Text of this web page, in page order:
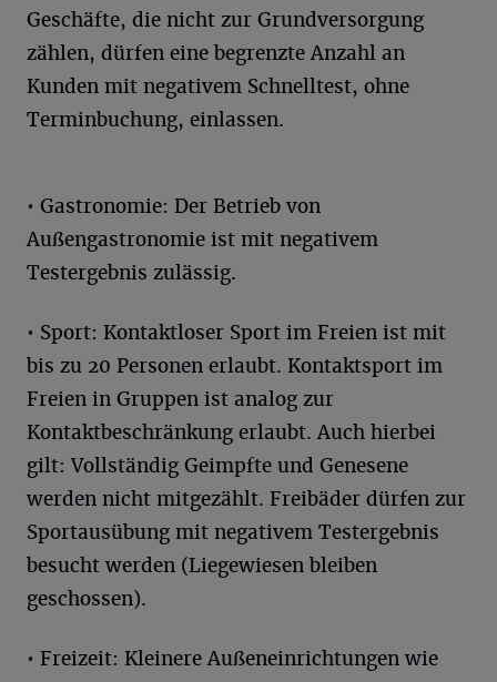
Geschäfte, die nicht zur Grundversorgung
zählen, dürfen eine begrenzte Anzahl an
Kunden mit negativem Schnelltest, ohne
Terminbuchung, einlassen.
• Gastronomie: Der Betrieb von
Außengastronomie ist mit negativem
Testergebnis zulässig.
• Sport: Kontaktloser Sport im Freien ist mit
bis zu 20 Personen erlaubt. Kontaktsport im
Freien in Gruppen ist analog zur
Kontaktbeschränkung erlaubt. Auch hierbei
gilt: Vollständig Geimpfte und Genesene
werden nicht mitgezählt. Freibäder dürfen zur
Sportausübung mit negativem Testergebnis
besucht werden (Liegewiesen bleiben
geschossen).
• Freizeit: Kleinere Außeneinrichtungen wie